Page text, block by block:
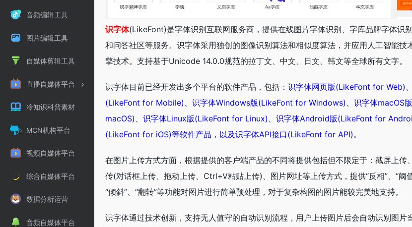
音频编辑工具
图片编辑工具
自媒体剪辑工具
直播自媒体平台
冷知识科普素材
MCN机构平台
视频自媒体平台
综合自媒体平台
数据分析运营
音频自媒体平台
识字体(LikeFont)是字体识别互联网服务商，提供在线图片字体识别、字库品牌字体识
和问答社区等服务。识字体采用独创的图像识别算法和相似度算法，并应用人工智能技
擎技术。支持基于Unicode 14.0.0规范的拉丁文、中文、日文、韩文等全球所有文字。
识字体目前已经开发出多个平台的软件产品，包括： 识字体网页版(LikeFont for Web)
(LikeFont for Mobile)、识字体Windows版(LikeFont for Windows)、识字体macOS
macOS)、识字体Linux版(LikeFont for Linux)、识字体Android版(LikeFont for
(LikeFont for iOS)等软件产品，以及识字体API接口(LikeFont for API) 。
在图片上传方式方面，根据提供的客户端产品的不同将提供包括但不限定于：截屏上传
传(对话框上传、拖动上传、Ctrl+V粘贴上传)、图片网址等上传方式，提供“反相”、“阈值
“倾斜”、“翻转”等功能对图片进行简单预处理，对于复杂构图的图片能较完美地支持。
识字体通过技术创新，支持无人值守的自动识别流程，用户上传图片后会自动识别图片